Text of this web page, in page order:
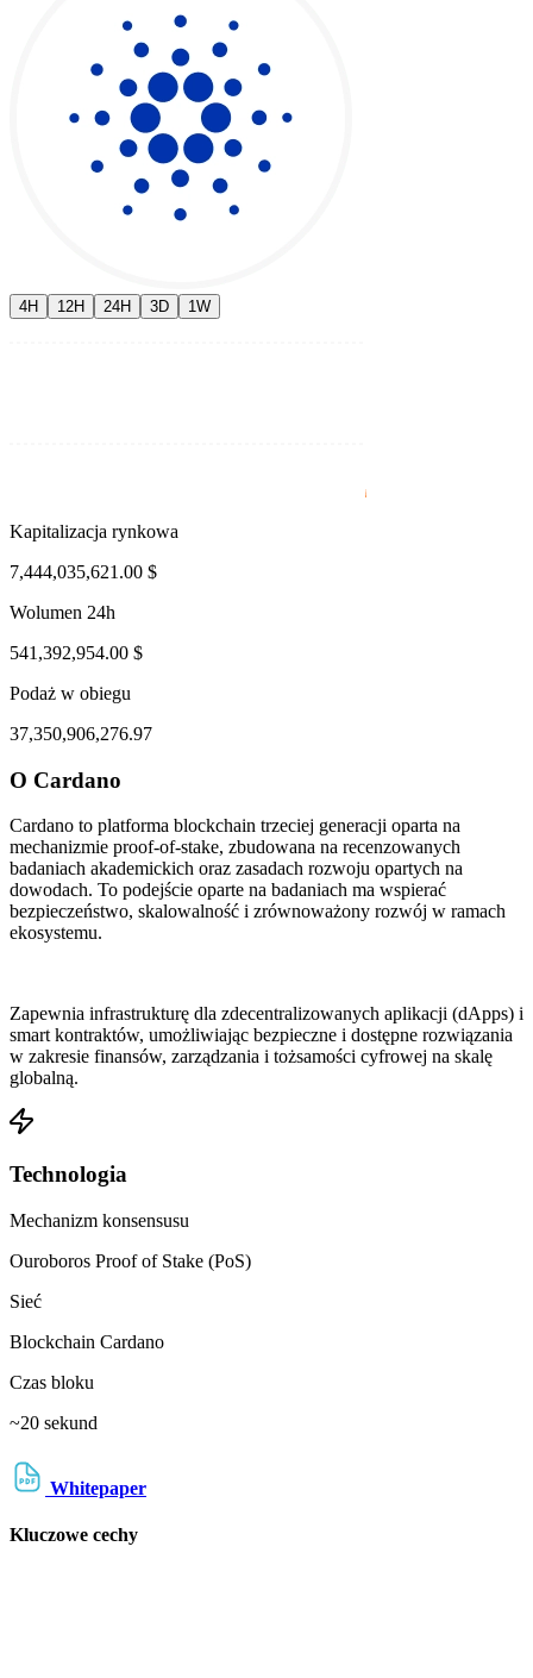
4H 12H 24H 3D 1W
31, 05:08 PM
Kapitalizacja rynkowa
7,444,035,621.00 $
Wolumen 24h
541,392,954.00 $
Podaż w obiegu
37,350,906,276.97
O Cardano
Cardano to platforma blockchain trzeciej generacji oparta na
mechanizmie proof-of-stake, zbudowana na recenzowanych
badaniach akademickich oraz zasadach rozwoju opartych na
dowodach. To podejście oparte na badaniach ma wspierać
bezpieczeństwo, skalowalność i zrównoważony rozwój w ramach
ekosystemu.
Zapewnia infrastrukturę dla zdecentralizowanych aplikacji (dApps) i
smart kontraktów, umożliwiając bezpieczne i dostępne rozwiązania
w zakresie finansów, zarządzania i tożsamości cyfrowej na skalę
globalną.
Technologia
Mechanizm konsensusu
Ouroboros Proof of Stake (PoS)
Sieć
Blockchain Cardano
Czas bloku
~20 sekund
Whitepaper
Kluczowe cechy